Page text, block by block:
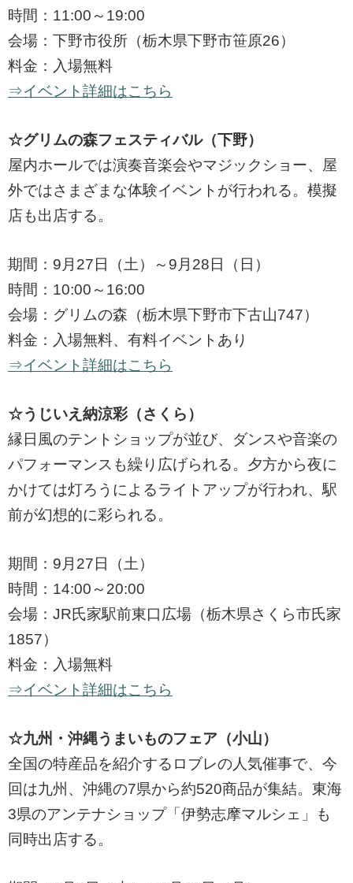
時間：11:00～19:00
会場：下野市役所（栃木県下野市笹原26）
料金：入場無料
⇒イベント詳細はこちら
☆グリムの森フェスティバル（下野）
屋内ホールでは演奏音楽会やマジックショー、屋
外ではさまざまな体験イベントが行われる。模擬
店も出店する。
期間：9月27日（土）～9月28日（日）
時間：10:00～16:00
会場：グリムの森（栃木県下野市下古山747）
料金：入場無料、有料イベントあり
⇒イベント詳細はこちら
☆うじいえ納涼彩（さくら）
縁日風のテントショップが並び、ダンスや音楽の
パフォーマンスも繰り広げられる。夕方から夜に
かけては灯ろうによるライトアップが行われ、駅
前が幻想的に彩られる。
期間：9月27日（土）
時間：14:00～20:00
会場：JR氏家駅前東口広場（栃木県さくら市氏家
1857）
料金：入場無料
⇒イベント詳細はこちら
☆九州・沖縄うまいものフェア（小山）
全国の特産品を紹介するロブレの人気催事で、今
回は九州、沖縄の7県から約520商品が集結。東海
3県のアンテナショップ「伊勢志摩マルシェ」も
同時出店する。